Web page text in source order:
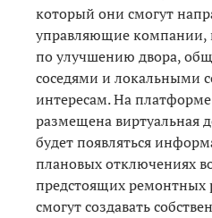
который они смогут
управляющие компании,
по улучшению двора,
соседями и локальными
интересам. На
размещена виртуальная
будет появляться
плановых отключениях
предстоящих ремонтных
смогут создавать